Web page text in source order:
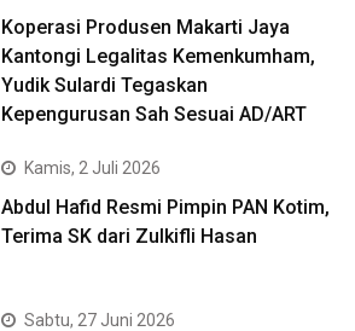
Koperasi Produsen Makarti Jaya
Kantongi Legalitas Kemenkumham,
Yudik Sulardi Tegaskan
Kepengurusan Sah Sesuai AD/ART
Kamis, 2 Juli 2026
Abdul Hafid Resmi Pimpin PAN Kotim,
Terima SK dari Zulkifli Hasan
Sabtu, 27 Juni 2026